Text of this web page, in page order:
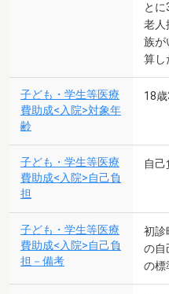
とに
老人
族が
算し
子ども・学生等医療
費助成<入院>対象年
齢
18
子ども・学生等医療
費助成<入院>自己負
担
自己
子ども・学生等医療
費助成<入院>自己負
担－備考
初診
の自
の標